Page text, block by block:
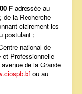
F adressée au
de la Recherche
clairement les
postulant ;
national de
et Professionnelle,
de la Grande
ou au